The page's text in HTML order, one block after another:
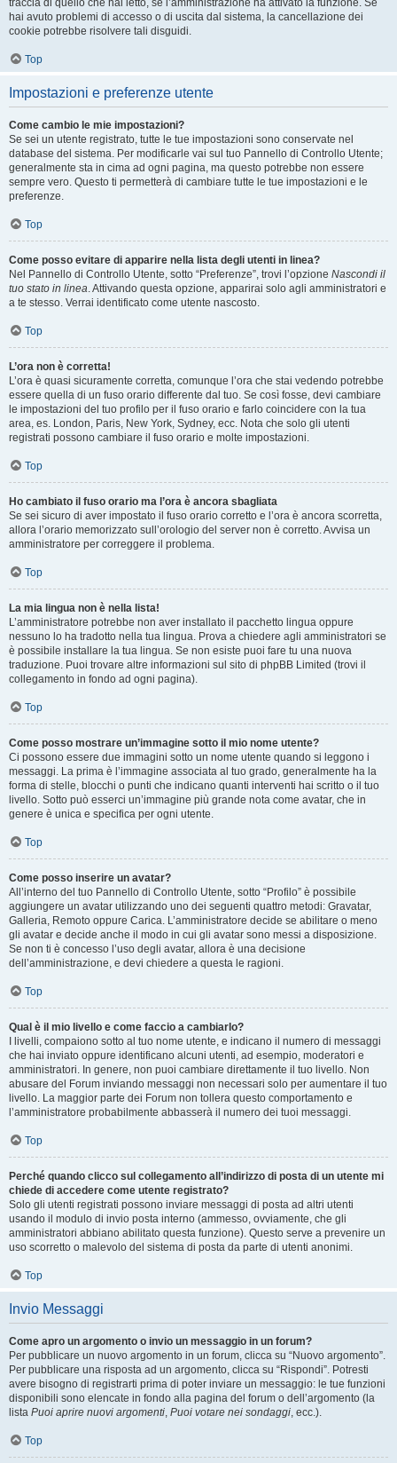
traccia di quello che hai letto, se l’amministrazione ha attivato la funzione. Se
hai avuto problemi di accesso o di uscita dal sistema, la cancellazione dei
cookie potrebbe risolvere tali disguidi.
Top
Impostazioni e preferenze utente
Come cambio le mie impostazioni?
Se sei un utente registrato, tutte le tue impostazioni sono conservate nel
database del sistema. Per modificarle vai sul tuo Pannello di Controllo Utente;
generalmente sta in cima ad ogni pagina, ma questo potrebbe non essere
sempre vero. Questo ti permetterà di cambiare tutte le tue impostazioni e le
preferenze.
Top
Come posso evitare di apparire nella lista degli utenti in linea?
Nel Pannello di Controllo Utente, sotto “Preferenze”, trovi l’opzione Nascondi il
tuo stato in linea. Attivando questa opzione, apparirai solo agli amministratori e
a te stesso. Verrai identificato come utente nascosto.
Top
L’ora non è corretta!
L’ora è quasi sicuramente corretta, comunque l’ora che stai vedendo potrebbe
essere quella di un fuso orario differente dal tuo. Se così fosse, devi cambiare
le impostazioni del tuo profilo per il fuso orario e farlo coincidere con la tua
area, es. London, Paris, New York, Sydney, ecc. Nota che solo gli utenti
registrati possono cambiare il fuso orario e molte impostazioni.
Top
Ho cambiato il fuso orario ma l’ora è ancora sbagliata
Se sei sicuro di aver impostato il fuso orario corretto e l’ora è ancora scorretta,
allora l’orario memorizzato sull’orologio del server non è corretto. Avvisa un
amministratore per correggere il problema.
Top
La mia lingua non è nella lista!
L’amministratore potrebbe non aver installato il pacchetto lingua oppure
nessuno lo ha tradotto nella tua lingua. Prova a chiedere agli amministratori se
è possibile installare la tua lingua. Se non esiste puoi fare tu una nuova
traduzione. Puoi trovare altre informazioni sul sito di phpBB Limited (trovi il
collegamento in fondo ad ogni pagina).
Top
Come posso mostrare un’immagine sotto il mio nome utente?
Ci possono essere due immagini sotto un nome utente quando si leggono i
messaggi. La prima è l’immagine associata al tuo grado, generalmente ha la
forma di stelle, blocchi o punti che indicano quanti interventi hai scritto o il tuo
livello. Sotto può esserci un’immagine più grande nota come avatar, che in
genere è unica e specifica per ogni utente.
Top
Come posso inserire un avatar?
All’interno del tuo Pannello di Controllo Utente, sotto “Profilo” è possibile
aggiungere un avatar utilizzando uno dei seguenti quattro metodi: Gravatar,
Galleria, Remoto oppure Carica. L’amministratore decide se abilitare o meno
gli avatar e decide anche il modo in cui gli avatar sono messi a disposizione.
Se non ti è concesso l’uso degli avatar, allora è una decisione
dell’amministrazione, e devi chiedere a questa le ragioni.
Top
Qual è il mio livello e come faccio a cambiarlo?
I livelli, compaiono sotto al tuo nome utente, e indicano il numero di messaggi
che hai inviato oppure identificano alcuni utenti, ad esempio, moderatori e
amministratori. In genere, non puoi cambiare direttamente il tuo livello. Non
abusare del Forum inviando messaggi non necessari solo per aumentare il tuo
livello. La maggior parte dei Forum non tollera questo comportamento e
l’amministratore probabilmente abbasserà il numero dei tuoi messaggi.
Top
Perché quando clicco sul collegamento all’indirizzo di posta di un utente mi
chiede di accedere come utente registrato?
Solo gli utenti registrati possono inviare messaggi di posta ad altri utenti
usando il modulo di invio posta interno (ammesso, ovviamente, che gli
amministratori abbiano abilitato questa funzione). Questo serve a prevenire un
uso scorretto o malevolo del sistema di posta da parte di utenti anonimi.
Top
Invio Messaggi
Come apro un argomento o invio un messaggio in un forum?
Per pubblicare un nuovo argomento in un forum, clicca su “Nuovo argomento”.
Per pubblicare una risposta ad un argomento, clicca su “Rispondi”. Potresti
avere bisogno di registrarti prima di poter inviare un messaggio: le tue funzioni
disponibili sono elencate in fondo alla pagina del forum o dell’argomento (la
lista Puoi aprire nuovi argomenti, Puoi votare nei sondaggi, ecc.).
Top